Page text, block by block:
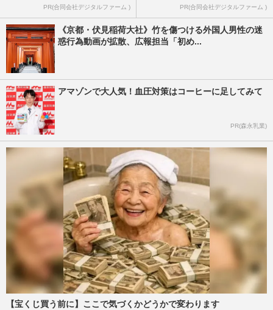
PR(合同会社デジタルファーム ) PR(合同会社デジタルファーム )
《京都・伏見稲荷大社》竹を傷つける外国人男性の迷
惑行為動画が拡散、広報担当「初め...
アマゾンで大人気！血圧対策はコーヒーに足してみて
PR(森永乳業)
【宝くじ買う前に】ここで気づくかどうかで変わります